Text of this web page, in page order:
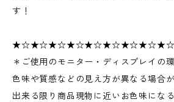
す！
＊ご使用のモニター・ディスプレイの
色味や質感などの見え方が異なる場合が
出来る限り商品現物に近いお色味にな